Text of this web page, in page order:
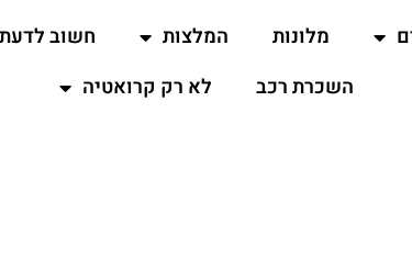
מלונות המלצות חשוב לדעת
השכרת רכב
לא רק קרואטיה